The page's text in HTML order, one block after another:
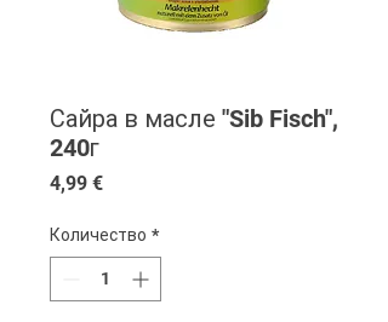
Сайра в масле "Sib Fisch",
240г
4,99 €Цена
Количество *